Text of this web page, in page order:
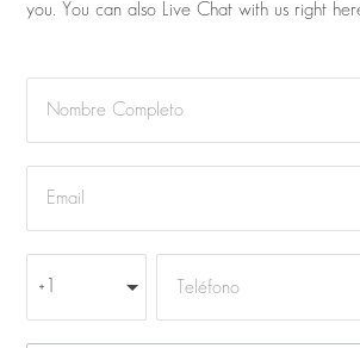
you. You can also Live Chat with us right
+1